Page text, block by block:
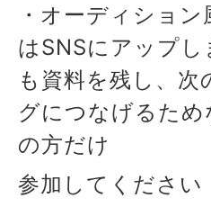
・オーディショ
はSNSにアップ
も資料を残し、次
グにつなげるため
の方だけ
参加してください